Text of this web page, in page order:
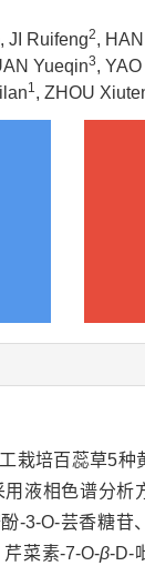
JI Ruifeng2,
Yueqin3,
1 , ZHOU
栽培百蕊草5种
液相色谱分析
-3-O-芸香糖苷
菜素-7-O-β-D-